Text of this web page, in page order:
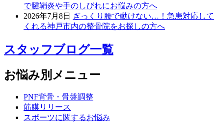
で腱鞘炎や手のしびれにお悩みの方へ
2026年7月8日 ぎっくり腰で動けない…！急患対応して
くれる神戸市内の整骨院をお探しの方へ
スタッフブログ一覧
お悩み別メニュー
PNF背骨・骨盤調整
筋膜リリース
スポーツに関するお悩み